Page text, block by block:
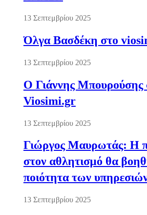
13 Σεπτεμβρίου 2025
Όλγα Βασδέκη στο
13 Σεπτεμβρίου 2025
Ο Γιάννης Μπουρούσης
Viosimi.gr
13 Σεπτεμβρίου 2025
Γιώργος Μαυρωτάς: Η
στον αθλητισμό θα
ποιότητα των
13 Σεπτεμβρίου 2025